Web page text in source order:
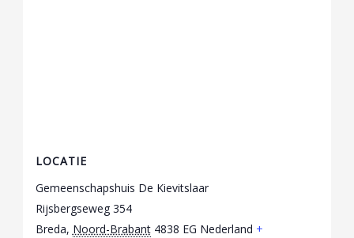
LOCATIE
Gemeenschapshuis De Kievitslaar
Rijsbergseweg 354
Breda, Noord-Brabant 4838 EG Nederland +